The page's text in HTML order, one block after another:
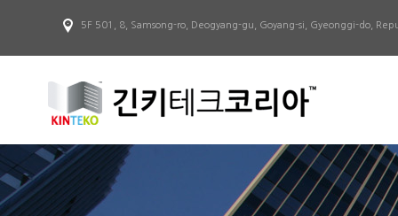
5F 501, 8, Samsong-ro, Deogyang-gu, Goyang-si, Gyeonggi-do,